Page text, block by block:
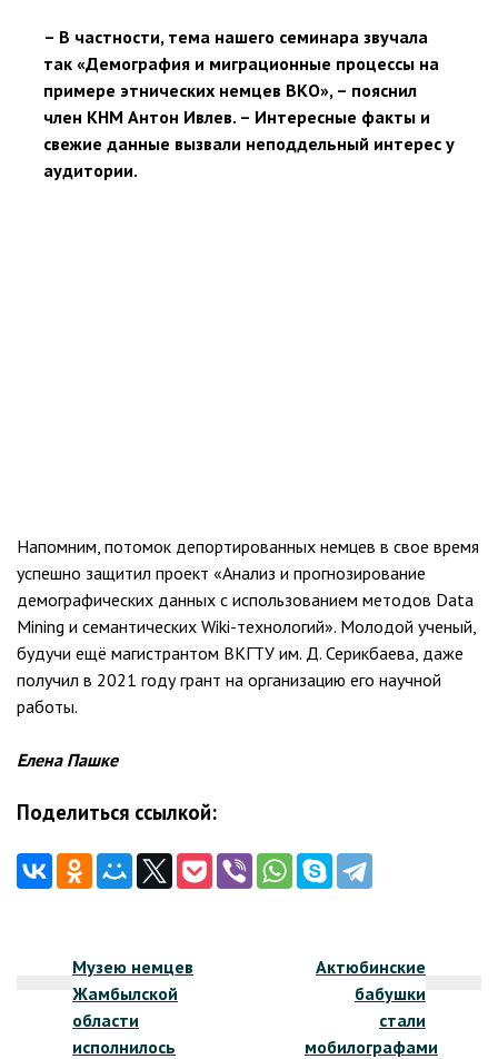
– В частности, тема нашего семинара звучала
так «Демография и миграционные процессы на
примере этнических немцев ВКО», – пояснил
член КНМ Антон Ивлев. – Интересные факты и
свежие данные вызвали неподдельный интерес у
аудитории.
Напомним, потомок депортированных немцев в свое время
успешно защитил проект «Анализ и прогнозирование
демографических данных с использованием методов Data
Mining и семантических Wiki-технологий». Молодой ученый,
будучи ещё магистрантом ВКГТУ им. Д. Серикбаева, даже
получил в 2021 году грант на организацию его научной
работы.
Елена Пашке
Поделиться ссылкой:
записям
Музею немцев
Жамбылской
области
исполнилось
Актюбинские
бабушки
стали
мобилографами